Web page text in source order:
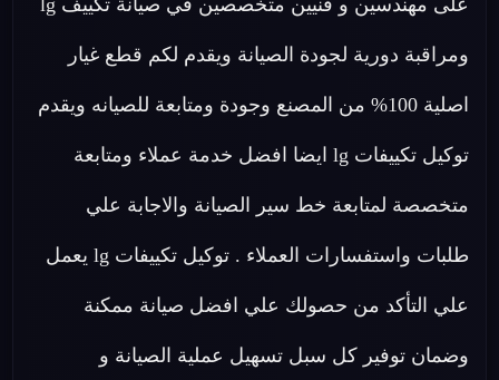
على مهندسين و فنيين متخصصين في صيانة تكييف lg
ومراقبة دورية لجودة الصيانة ويقدم لكم قطع غيار
اصلية 100% من المصنع وجودة ومتابعة للصيانه ويقدم
توكيل تكييفات lg ايضا افضل خدمة عملاء ومتابعة
متخصصة لمتابعة خط سير الصيانة والاجابة علي
طلبات واستفسارات العملاء . توكيل تكييفات lg يعمل
علي التأكد من حصولك علي افضل صيانة ممكنة
وضمان توفير كل سبل تسهيل عملية الصيانة و